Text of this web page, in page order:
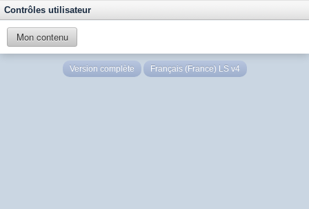
Contrôles utilisateur
Mon contenu
Version complète Français (France) LS v4